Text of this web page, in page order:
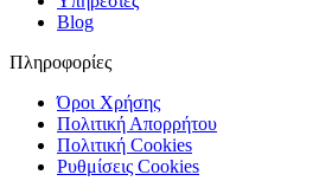
Blog
Πληροφορίες
Όροι Χρήσης
Πολιτική Απορρήτου
Πολιτική Cookies
Ρυθμίσεις Cookies